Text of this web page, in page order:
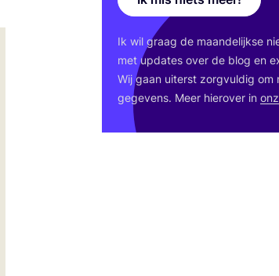
Ik wil graag de maan­de­lijk­se
met upda­tes over de blog en
Wij gaan uiterst zorg­vul­dig om
gege­vens. Meer hier­over in